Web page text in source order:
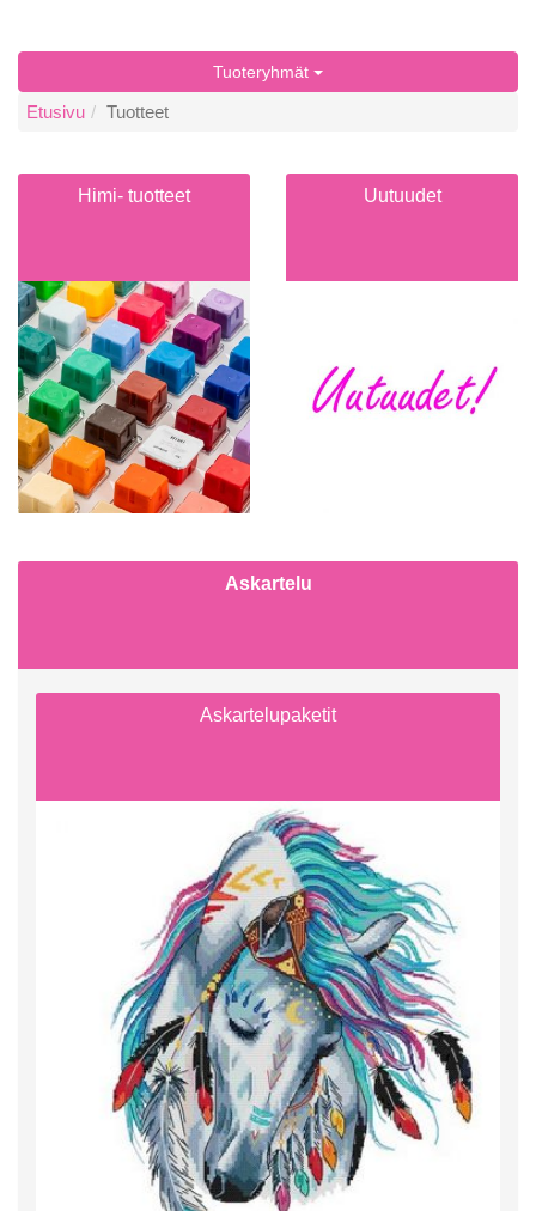
Tuoteryhmät
Etusivu Tuotteet
Himi- tuotteet Uutuudet
Askartelu
Askartelupaketit